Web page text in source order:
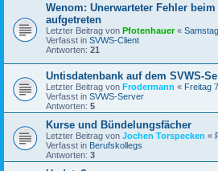
Wenom: Unerwarteter Fehler
aufgetreten
Letzter Beitrag von Pfotenhauer«
Verfasst in SVWS-Client
Antworten: 21
Untisdatenbank auf dem SVWS-
Letzter Beitrag von Frodermann « Freitag
Verfasst in SVWS-Server
Antworten: 5
Kurse und Bündelungsfächer
Letzter Beitrag von Jochen Torspecken «
Verfasst in Berufskollegs
Antworten: 3